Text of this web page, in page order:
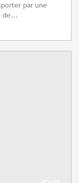
par une
de...